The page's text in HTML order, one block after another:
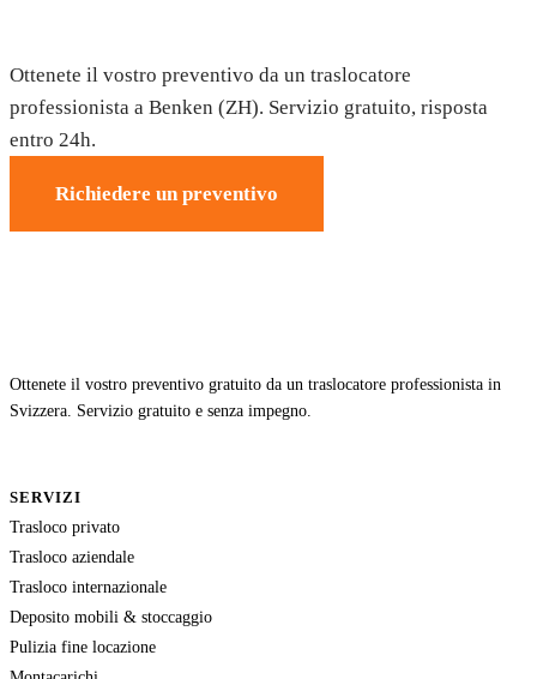
Ottenete il vostro preventivo da un traslocatore
professionista a Benken (ZH). Servizio gratuito, risposta
entro 24h.
Richiedere un preventivo
Ottenete il vostro preventivo gratuito da un traslocatore professionista in
Svizzera. Servizio gratuito e senza impegno.
SERVIZI
Trasloco privato
Trasloco aziendale
Trasloco internazionale
Deposito mobili & stoccaggio
Pulizia fine locazione